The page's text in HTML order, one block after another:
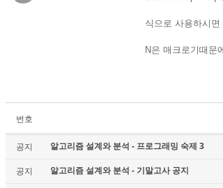
식으로 사용하시면
N은 매크로기때문
번호
공지 알고리즘 설계와 분석 - 프로그래밍 숙제 3
공지 알고리즘 설계와 분석 - 기말고사 공지